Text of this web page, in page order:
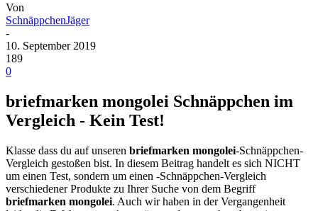
Von
SchnäppchenJäger
-
10. September 2019
189
0
briefmarken mongolei Schnäppchen im
Vergleich - Kein Test!
Klasse dass du auf unseren briefmarken mongolei-Schnäppchen-
Vergleich gestoßen bist. In diesem Beitrag handelt es sich NICHT
um einen Test, sondern um einen -Schnäppchen-Vergleich
verschiedener Produkte zu Ihrer Suche von dem Begriff
briefmarken mongolei. Auch wir haben in der Vergangenheit